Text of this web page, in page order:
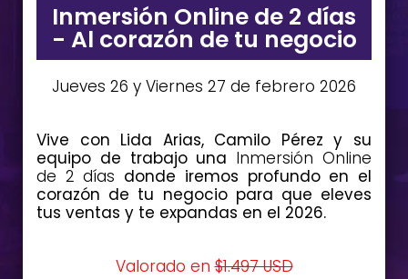
Inmersión Online de 2 días
- Al corazón de tu negocio
Jueves 26 y Viernes 27 de febrero 2026
Vive con Lida Arias, Camilo Pérez y su
equipo de trabajo una Inmersión Online
de 2 días donde iremos profundo en el
corazón de tu negocio para que eleves
tus ventas y te expandas en el 2026.
Valorado en$1.497 USD